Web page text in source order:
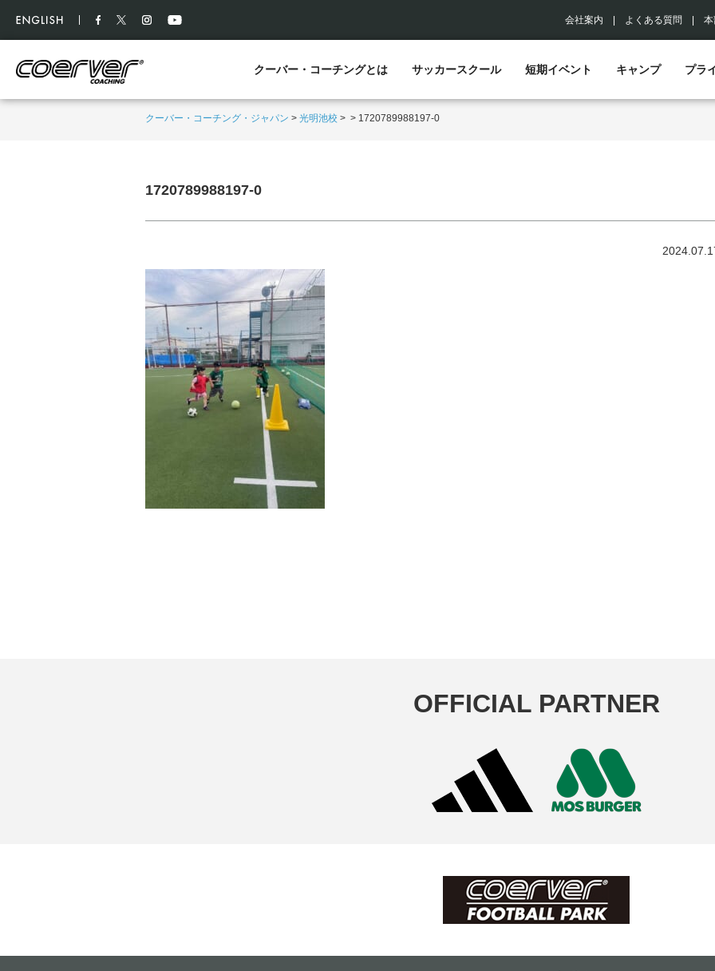
会社案内 よくある質問
クーバー・コーチングとは サッカースクール 短期イベント キャンプ プラ
クーバー・コーチング・ジャパン > 光明池校 > > 1720789988197-0
1720789988197-0
OFFICIAL PARTNER